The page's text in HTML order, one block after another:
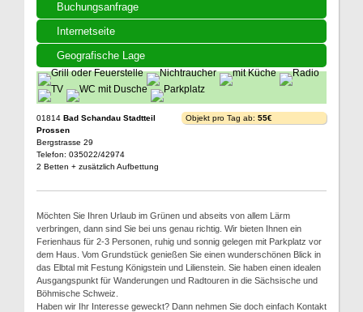
Buchungsanfrage
Internetseite
Geografische Lage
01814 Bad Schandau Stadtteil
Prossen
Bergstrasse 29
Telefon: 035022/42974
2 Betten + zusätzlich Aufbettung
Objekt pro Tag ab: 55€
Möchten Sie Ihren Urlaub im Grünen und abseits von allem Lärm
verbringen, dann sind Sie bei uns genau richtig. Wir bieten Ihnen ein
Ferienhaus für 2-3 Personen, ruhig und sonnig gelegen mit Parkplatz vor
dem Haus. Vom Grundstück genießen Sie einen wunderschönen Blick in
das Elbtal mit Festung Königstein und Lilienstein. Sie haben einen idealen
Ausgangspunkt für Wanderungen und Radtouren in die Sächsische und
Böhmische Schweiz.
Haben wir Ihr Interesse geweckt? Dann nehmen Sie doch einfach Kontakt